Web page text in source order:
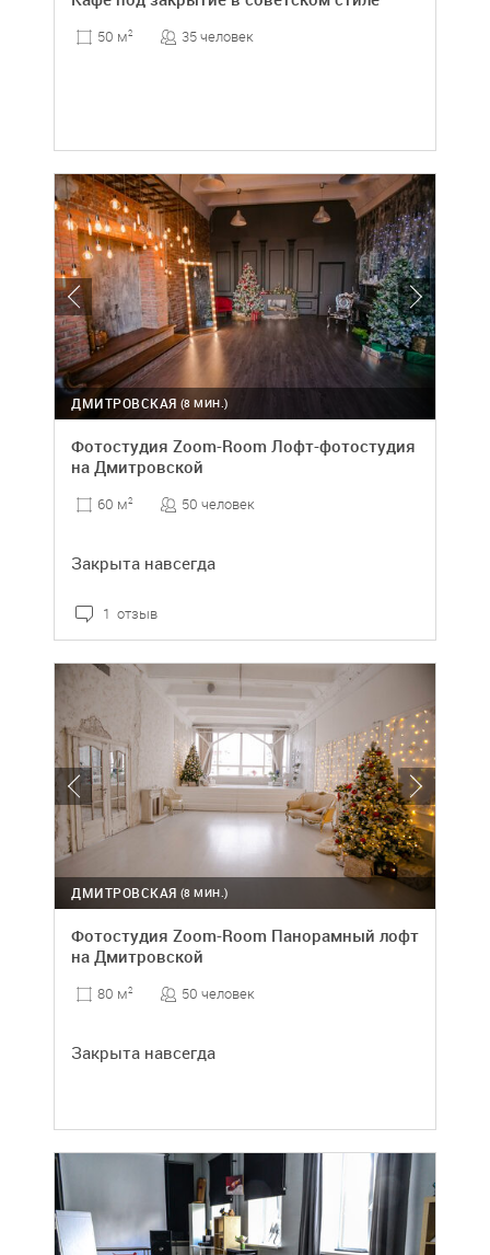
50 м2 35 человек
(8 МИН.)
ДМИТРОВСКАЯ
Фотостудия Zoom-Room Лофт-фотостудия
на Дмитровской
60 м2 50 человек
Закрыта навсегда
1 отзыв
(8 МИН.)
ДМИТРОВСКАЯ
Фотостудия Zoom-Room Панорамный лофт
на Дмитровской
80 м2 50 человек
Закрыта навсегда